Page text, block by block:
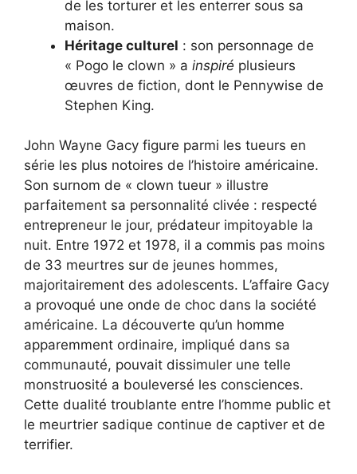
de les torturer et les enterrer sous sa
maison.
Héritage culturel : son personnage de
« Pogo le clown » a inspiré plusieurs
œuvres de fiction, dont le Pennywise de
Stephen King.
John Wayne Gacy figure parmi les tueurs en
série les plus notoires de l’histoire américaine.
Son surnom de « clown tueur » illustre
parfaitement sa personnalité clivée : respecté
entrepreneur le jour, prédateur impitoyable la
nuit. Entre 1972 et 1978, il a commis pas moins
de 33 meurtres sur de jeunes hommes,
majoritairement des adolescents. L’affaire Gacy
a provoqué une onde de choc dans la société
américaine. La découverte qu’un homme
apparemment ordinaire, impliqué dans sa
communauté, pouvait dissimuler une telle
monstruosité a bouleversé les consciences.
Cette dualité troublante entre l’homme public et
le meurtrier sadique continue de captiver et de
terrifier.